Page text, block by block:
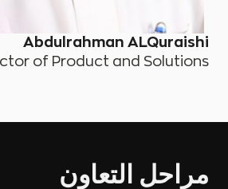
Abdulrahman ALQuraishi
of Product and Solutions
مراحل التعاون